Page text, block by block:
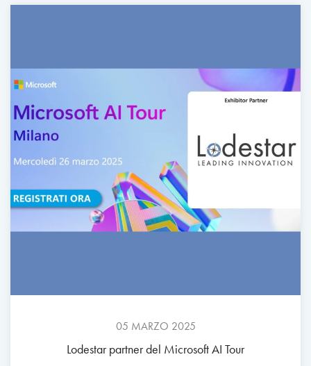
05 MARZO 2025
Lodestar partner del Microsoft AI Tour